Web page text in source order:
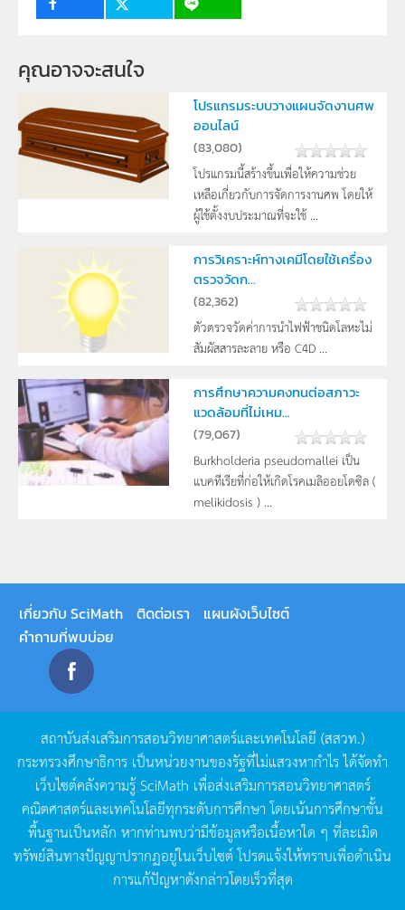
คุณอาจจะสนใจ
โปรแกรมระบบวางแผนจัดงานศพ
ออนไลน์
(83,080)
โปรแกรมนี้สร้างขึ้นเพื่อให้ความช่วย
เหลือเกี่ยวกับการจัดการงานศพ โดยให้
ผู้ใช้ตั้งงบประมาณที่จะใช้ ...
การวิเคราะห์ทางเคมีโดยใช้เครื่อง
ตรวจวัดก...
(82,362)
ตัวตรวจวัดค่าการนำไฟฟ้าชนิดโลหะไม่
สัมผัสสารละลาย หรือ C4D ...
การศึกษาความคงทนต่อสภาวะ
แวดล้อมที่ไม่เหม...
(79,067)
Burkholderia pseudomallei เป็น
แบคทีเรียที่ก่อให้เกิดโรคเมลิออยโดซิล (
melikidosis ) ...
เกี่ยวกับ SciMath ติดต่อเรา
แผนผังเว็บไซต์
คำถามที่พบบ่อย
สถาบันส่งเสริมการสอนวิทยาศาสตร์และเทคโนโลยี (สสวท.)
กระทรวงศึกษาธิการ เป็นหน่วยงานของรัฐที่ไม่แสวงหากำไรได้จัดทำ
เว็บไซต์คลังความรู้SciMath เพื่อส่งเสริมการสอนวิทยาศาสตร์
คณิตศาสตร์และเทคโนโลยีทุกระดับการศึกษา โดยเน้นการศึกษาขั้น
พื้นฐานเป็นหลัก หากท่านพบว่ามีข้อมูลหรือเนื้อหาใด ๆ ที่ละเมิด
ทรัพย์สินทางปัญญาปรากฏอยู่ในเว็บไซต์โปรดแจ้งให้ทราบเพื่อดำเนิน
การแก้ปัญหาดังกล่าวโดยเร็วที่สุด